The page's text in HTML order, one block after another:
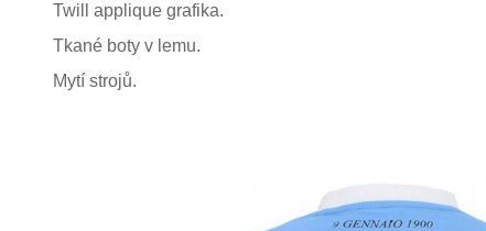
Twill applique grafika.
Tkané boty v lemu.
Mytí strojů.